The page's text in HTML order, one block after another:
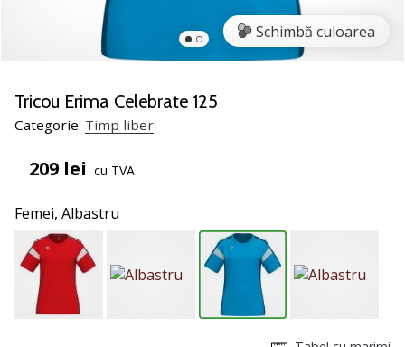
un
fan
al
ca
noi?
Alătură-
te
nouă
Ambasador
Schimbă culoarea
Tricou Erima Celebrate 125
Categorie: Timp liber
209 lei cu TVA
Femei, Albastru